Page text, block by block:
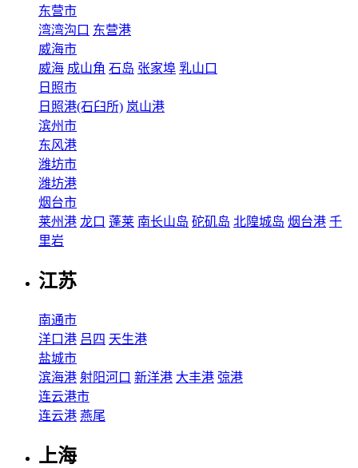
东营市
湾湾沟口 东营港
威海市
威海 成山角 石岛 张家埠 乳山口
日照市
日照港(石臼所) 岚山港
滨州市
东风港
潍坊市
潍坊港
烟台市
莱州港 龙口 蓬莱 南长山岛 砣矶岛 北隍城岛 烟台港 千
里岩
江苏
南通市
洋口港 吕四 天生港
盐城市
滨海港 射阳河口 新洋港 大丰港 弶港
连云港市
连云港 燕尾
上海